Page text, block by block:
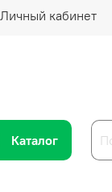
Личный кабинет
Каталог